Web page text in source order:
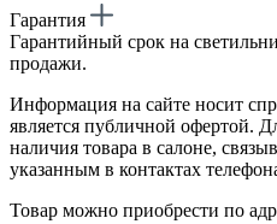
Гарантия
Гарантийный срок на
продажи.
Информация на сайте носит
является публичной офертой.
наличия товара в салоне,
указанным в контактах
Товар можно приобрести по